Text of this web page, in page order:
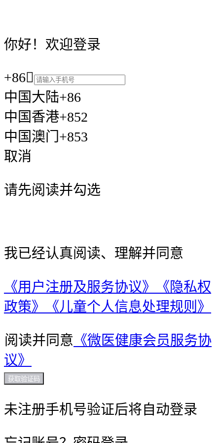
你好！欢迎登录
+86
中国大陆+86
中国香港+852
中国澳门+853
取消
请先阅读并勾选
我已经认真阅读、理解并同意
《用户注册及服务协议》
《隐私权
政策》
《儿童个人信息处理规则》
阅读并同意 《微医健康会员服务协
议》
获取验证码
未注册手机号验证后将自动登录